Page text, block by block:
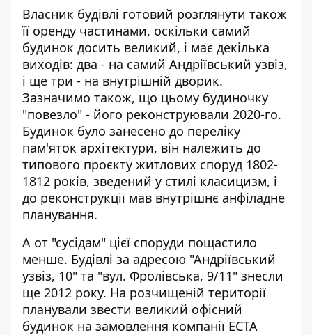
Власник будівлі готовий розглянути також
її оренду частинами, оскільки самий
будинок досить великий, і має декілька
виходів: два - на самий Андріївський узвіз,
і ще три - на внутрішній дворик.
Зазначимо також, що цьому будиночку
"повезло" - його реконструювали 2020-го.
Будинок було занесено до переліку
пам'яток архітектури, він належить до
типового проєкту житлових споруд 1802-
1812 років, зведений у стилі класицизм, і
до реконструкції мав внутрішнє анфіладне
планування.
А от "сусідам" цієї споруди пощастило
менше. Будівлі за адресою "Андріївський
узвіз, 10" та "вул. Фролівська, 9/11" знесли
ще 2012 року. На розчищеній території
планували звести великий офісний
будинок на замовлення компанії ЕСТА